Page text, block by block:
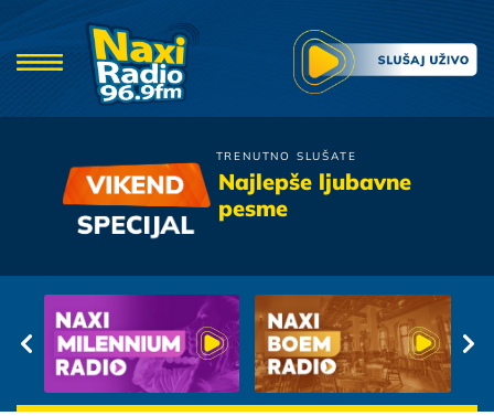
TRENUTNO SLUŠATE
Najlepše ljubavne
pesme
Alisa